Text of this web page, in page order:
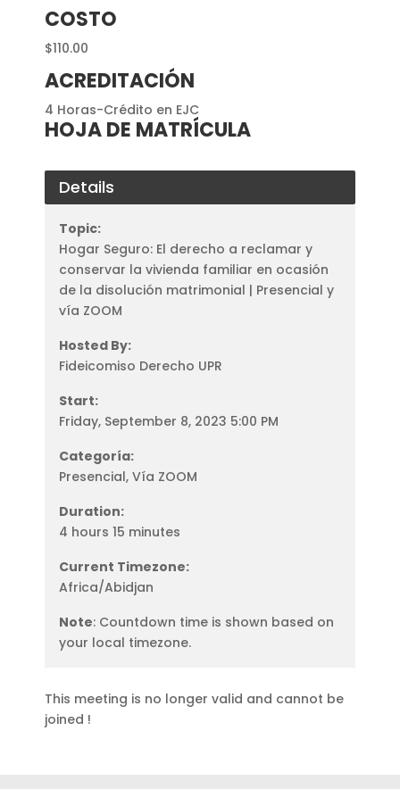
COSTO
$110.00
ACREDITACIÓN
4 Horas-Crédito en EJC
HOJA DE MATRÍCULA
Details
Topic:
Hogar Seguro: El derecho a reclamar y
conservar la vivienda familiar en ocasión
de la disolución matrimonial | Presencial y
vía ZOOM
Hosted By:
Fideicomiso Derecho UPR
Start:
Friday, September 8, 2023 5:00 PM
Categoría:
Presencial, Vía ZOOM
Duration:
4 hours 15 minutes
Current Timezone:
Africa/Abidjan
Note: Countdown time is shown based on
your local timezone.
This meeting is no longer valid and cannot be
joined !